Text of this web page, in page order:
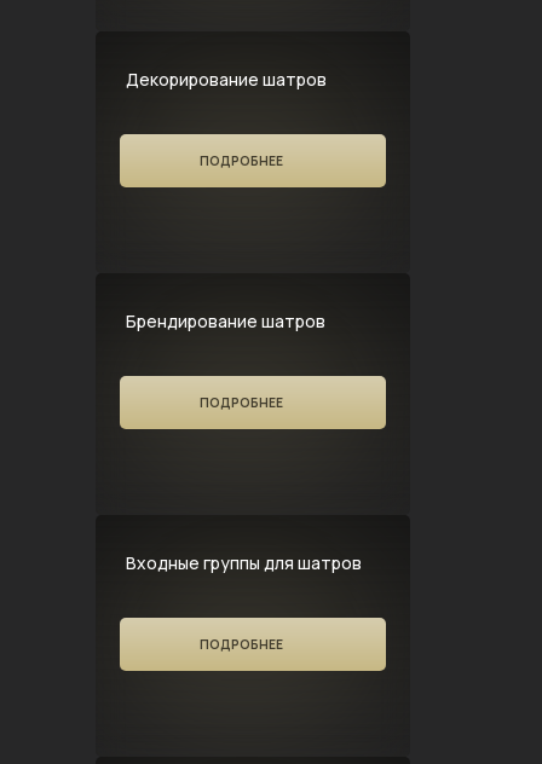
Декорирование шатров
ПОДРОБНЕЕ
Брендирование шатров
ПОДРОБНЕЕ
Входные группы для шатров
ПОДРОБНЕЕ